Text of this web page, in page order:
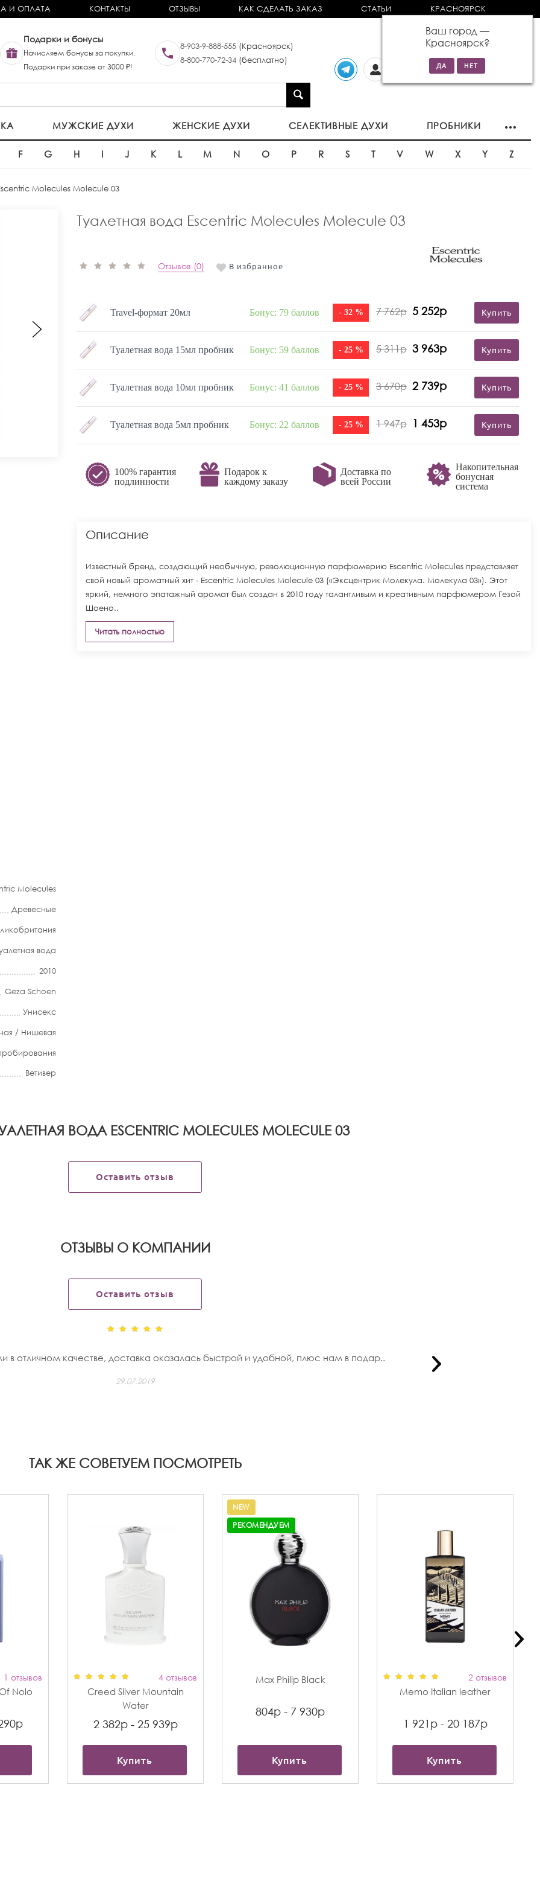
И ОПЛАТА КОНТАКТЫ ОТЗЫВЫ КАК СДЕЛАТЬ ЗАКАЗ СТАТЬИ КРАСНОЯРСК
Ваш город —
Красноярск?
Подарки и бонусы
Начисляем бонусы за покупки.
Подарки при заказе от 3000 ₽!
8-903-9-888-555 (Красноярск)
8-800-770-72-34 (бесплатно)
0 товаров
на сумму 0р
МУЖСКИЕ ДУХИ ЖЕНСКИЕ ДУХИ СЕЛЕКТИВНЫЕ ДУХИ ПРОБНИКИ
F G H I J K L M N O P R S T V W X Y Z
Molecules Molecule 03
Molecules
Древесные
вода
2010
Geza Schoen
Унисекс
/ Нишевая
Ветивер
Туалетная вода Escentric Molecules Molecule 03
Отзывов (0) В избранное
Travel-формат 20мл Бонус: 79 баллов - 32 % 7 762р 5 252р Купить
Туалетная вода 15мл пробник Бонус: 59 баллов - 25 % 5 311р 3 963р Купить
Туалетная вода 10мл пробник Бонус: 41 баллов - 25 % 3 670р 2 739р Купить
Туалетная вода 5мл пробник Бонус: 22 баллов - 25 % 1 947р 1 453р Купить
100% гарантия
подлинности
Подарок к
каждому заказу
Доставка по
всей России
Накопительная
бонусная
система
Описание
Известный бренд, создающий необычную, революционную парфюмерию Escentric Molecules представляет
свой новый ароматный хит - Escentric Molecules Molecule 03 («Эксцентрик Молекула. Молекула 03»). Этот
яркий, немного эпатажный аромат был создан в 2010 году талантливым и креативным парфюмером Гезой
Шоено..
Читать полностью
ВОДА ESCENTRIC MOLECULES MOLECULE 03
Оставить отзыв
OТЗЫВЫ О КОМПАНИИ
Оставить отзыв
в отличном качестве, доставка оказалась быстрой и удобной, плюс нам в подар..
29.07.2019
ТАК ЖЕ СОВЕТУЕМ ПОСМОТРЕТЬ
1 отзывов
Nolo
4 отзывов
Creed Silver Mountain
Water
2 382р - 25 939р
Купить
NEW
РЕКОМЕНДУЕМ
Max Philip Black
804р - 7 930р
Купить
2 отзывов
Memo Italian leather
1 921р - 20 187р
Купить